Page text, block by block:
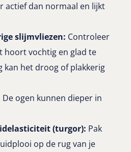
actief dan normaal en lijkt
slijmvliezen: Controleer
hoort vochtig en glad te
kan het droog of plakkerig
De ogen kunnen dieper in
(turgor): Pak
op de rug van je